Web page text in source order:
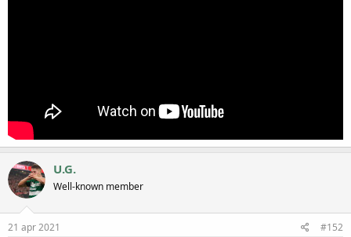
U.G.
Well-known member
21 apr 2021 #152